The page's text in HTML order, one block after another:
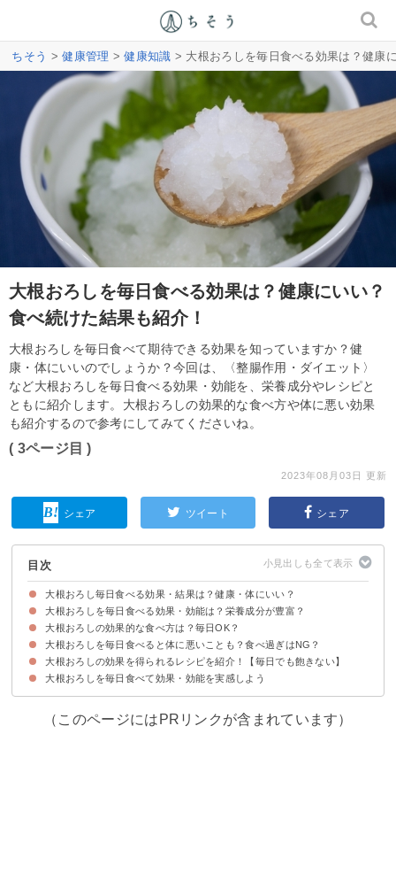
ちそう >健康管理 >健康知識 > 大根おろしを毎日食べる効果は？健康
大根おろしを毎日食べる効果は？健康にいい？
食べ続けた結果も紹介！
大根おろしを毎日食べて期待できる効果を知っていますか？健
康・体にいいのでしょうか？今回は、〈整腸作用・ダイエット〉
など大根おろしを毎日食べる効果・効能を、栄養成分やレシピと
ともに紹介します。大根おろしの効果的な食べ方や体に悪い効果
も紹介するので参考にしてみてくださいね。
( 3ページ目 )
2023年08月03日 更新
シェア ツイート シェア
目次
大根おろし毎日食べる効果・結果は？健康・体にいい？
大根おろしを毎日食べ続けた結果をみると…
大根おろしを毎日食べる効果・効能は？栄養成分が豊富？
①免疫力向上
②アンチエイジング効果
③ガンの予防
④整腸作用
⑤肝機能の向上
⑥血圧の安定
⑦ダイエット効果
大根おろしの効果的な食べ方は？毎日OK？
①大根おろしは1日300gまでが適量
②皮ごとおろして生で食べる
③汁も捨てずに食べる
大根おろしを毎日食べると体に悪いことも？食べ過ぎはNG？
①下痢・腹痛を引き起こす
②胃が痛くなる
③おならが臭くなる
大根おろしの効果を得られるレシピを紹介！【毎日でも飽きない】
①大根おろしご飯
②トマトとアボカドのおろしポン酢和え
③大根おろし納豆
大根おろしを毎日食べて効果・効能を実感しよう
（このページにはPRリンクが含まれています）